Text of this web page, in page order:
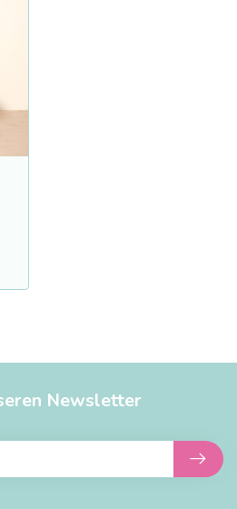
Newsletter